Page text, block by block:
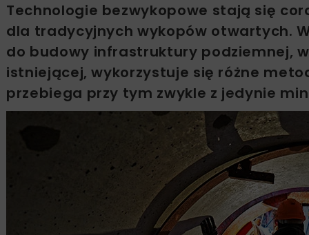
Technologie bezwykopowe stają się
dla tradycyjnych wykopów otwartych.
do budowy infrastruktury podziemnej,
istniejącej, wykorzystuje się różne
przebiega przy tym zwykle z jedynie